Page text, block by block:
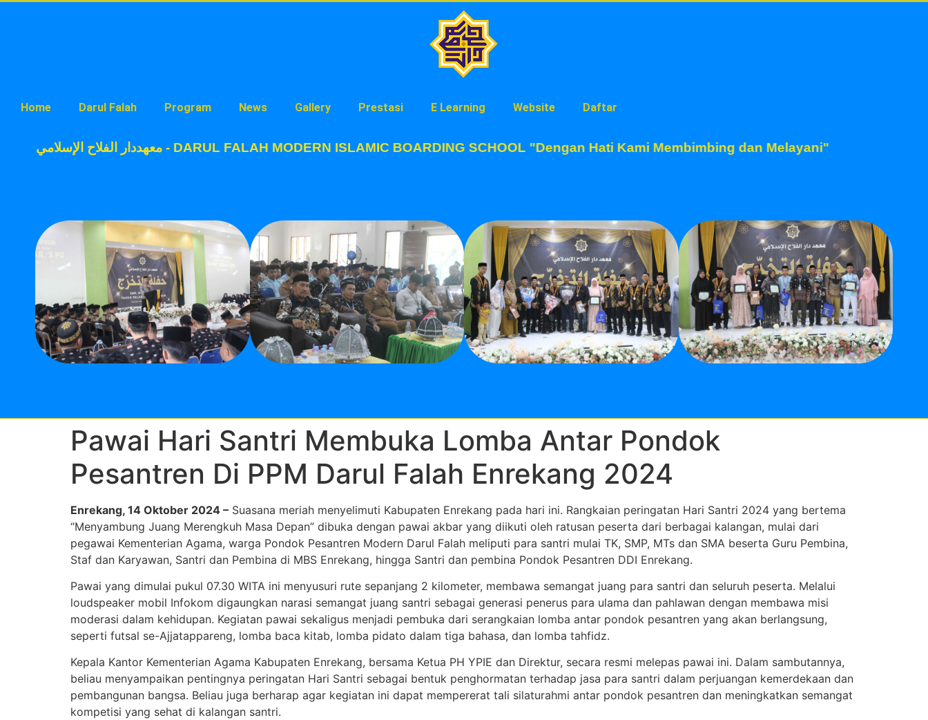
Home Darul Falah Program News Gallery Prestasi E Learning Website Daftar
معهددار الفلاح الإسلامي - DARUL FALAH MODERN ISLAMIC BOARDING SCHOOL "Dengan Hati Kami Membimbing dan Melayani"
Pawai Hari Santri Membuka Lomba Antar Pondok
Pesantren Di PPM Darul Falah Enrekang 2024
Enrekang, 14 Oktober 2024 – Suasana meriah menyelimuti Kabupaten Enrekang pada hari ini. Rangkaian peringatan Hari Santri 2024 yang bertema
“Menyambung Juang Merengkuh Masa Depan” dibuka dengan pawai akbar yang diikuti oleh ratusan peserta dari berbagai kalangan, mulai dari
pegawai Kementerian Agama, warga Pondok Pesantren Modern Darul Falah meliputi para santri mulai TK, SMP, MTs dan SMA beserta Guru Pembina,
Staf dan Karyawan, Santri dan Pembina di MBS Enrekang, hingga Santri dan pembina Pondok Pesantren DDI Enrekang.
Pawai yang dimulai pukul 07.30 WITA ini menyusuri rute sepanjang 2 kilometer, membawa semangat juang para santri dan seluruh peserta. Melalui
loudspeaker mobil Infokom digaungkan narasi semangat juang santri sebagai generasi penerus para ulama dan pahlawan dengan membawa misi
moderasi dalam kehidupan. Kegiatan pawai sekaligus menjadi pembuka dari serangkaian lomba antar pondok pesantren yang akan berlangsung,
seperti futsal se-Ajjatappareng, lomba baca kitab, lomba pidato dalam tiga bahasa, dan lomba tahfidz.
Kepala Kantor Kementerian Agama Kabupaten Enrekang, bersama Ketua PH YPIE dan Direktur, secara resmi melepas pawai ini. Dalam sambutannya,
beliau menyampaikan pentingnya peringatan Hari Santri sebagai bentuk penghormatan terhadap jasa para santri dalam perjuangan kemerdekaan dan
pembangunan bangsa. Beliau juga berharap agar kegiatan ini dapat mempererat tali silaturahmi antar pondok pesantren dan meningkatkan semangat
kompetisi yang sehat di kalangan santri.